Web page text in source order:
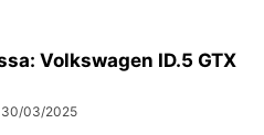
Volkswagen ID.5 GTX
30/03/2025